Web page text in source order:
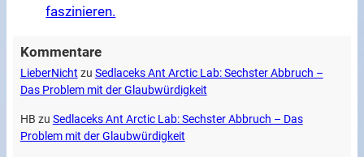
faszinieren.
Kommentare
LieberNicht zu Sedlaceks Ant Arctic Lab: Sechster Abbruch –
Das Problem mit der Glaubwürdigkeit
HB zu Sedlaceks Ant Arctic Lab: Sechster Abbruch – Das
Problem mit der Glaubwürdigkeit